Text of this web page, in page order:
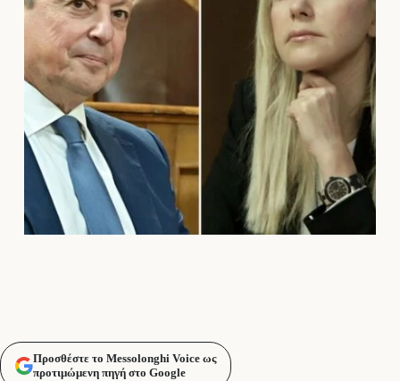
Προσθέστε το Messolonghi Voice ως
προτιμώμενη πηγή στο Google